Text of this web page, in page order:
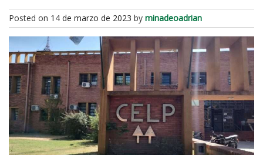
Posted on 14 de marzo de 2023 by minadeoadrian